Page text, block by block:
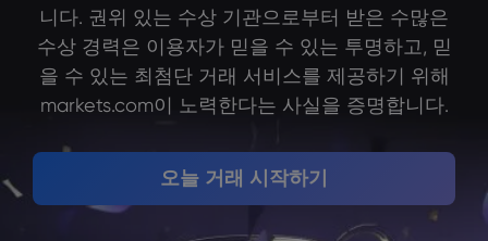
markets.com 이용
글로벌 서비스 제공
그룹 소개
도움말 & 고객센터
지원 문의하기
고객의 소리
데이터 & 보안
온라인 안전
쿠키 공개
법률 모음집
니다. 권위 있는 수상 기관으로부터 받은 수많은
수상 경력은 이용자가 믿을 수 있는 투명하고, 믿
을 수 있는 최첨단 거래 서비스를 제공하기 위해
markets.com이 노력한다는 사실을 증명합니다.
오늘 거래 시작하기